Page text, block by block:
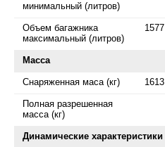
минимальный (литров)
Объем багажника
максимальный (литров)
1577
Масса
Снаряженная маса (кг) 1613
Полная разрешенная
масса (кг)
Динамические характеристики